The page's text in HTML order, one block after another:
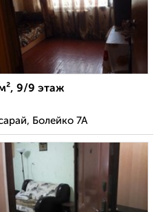
9/9 этаж
Болейко 7А